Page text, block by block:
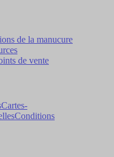
de la manucure
de vente
Cartes-
Conditions